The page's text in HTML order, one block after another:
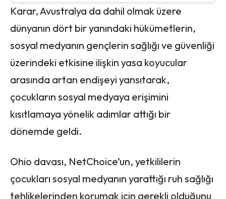
Karar, Avustralya da dahil olmak üzere
dünyanın dört bir yanındaki hükümetlerin,
sosyal medyanın gençlerin sağlığı ve güvenliği
üzerindeki etkisine ilişkin yasa koyucular
arasında artan endişeyi yansıtarak,
çocukların sosyal medyaya erişimini
kısıtlamaya yönelik adımlar attığı bir
dönemde geldi.
Ohio davası, NetChoice’un, yetkililerin
çocukları sosyal medyanın yarattığı ruh sağlığı
tehlikelerinden korumak için gerekli olduğunu